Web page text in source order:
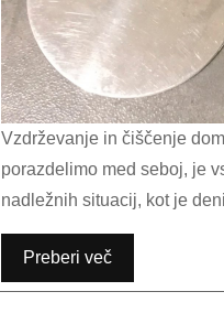
Vzdrževanje in čiščenje doma je lahko precej zahtevno opravilo. Toda, če smo pri tem dosledni in si delo
porazdelimo med seboj, je
nadležnih situacij, kot je
Preberi več